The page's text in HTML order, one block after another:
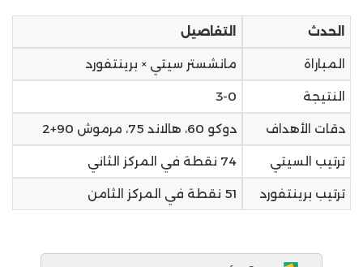
الحدث التفاصيل
المباراة مانشستر سيتي × برينتفورد
النتيجة 3-0
دقات الأهداف دوكو 60، هالاند 75، مرموش 90+2
ترتيب السيتي 74 نقطة في المركز الثاني
ترتيب برينتفورد 51 نقطة في المركز الثامن